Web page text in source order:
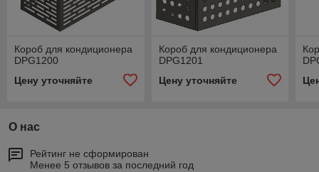
Короб для кондиционера
DPG1200
Цену уточняйте
Короб для кондиционера
DPG1201
Цену уточняйте
О нас
Рейтинг не сформирован
Менее 5 отзывов за последний год